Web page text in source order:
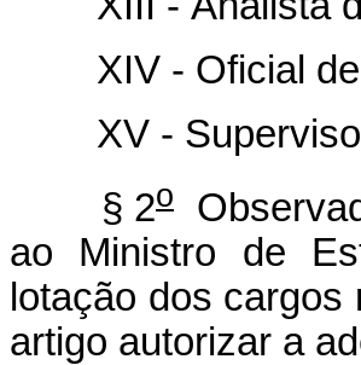
XIV - Oficial de
XV - Supervisor
§ 2o
ao Ministro de
lotação dos
artigo autorizar a